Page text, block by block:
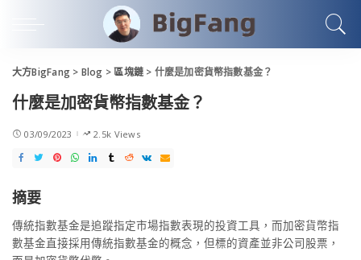
大方BigFang > Blog >區塊鏈 > 什麼是加密貨幣指數基金？
什麼是加密貨幣指數基金？
03/09/2023 2.5k Views
摘要
傳統指數基金是追蹤指定市場指數表現的投資工具，而加密貨幣指
數基金直接採用傳統指數基金的概念，但標的資產並非公司股票，